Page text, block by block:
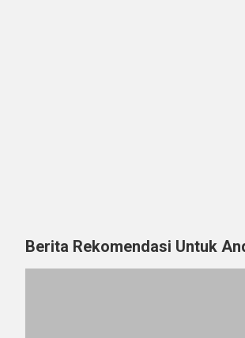
Berita Rekomendasi Untuk